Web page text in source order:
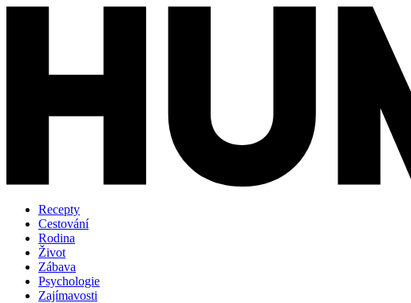
Recepty
Cestování
Rodina
Život
Zábava
Psychologie
Zajímavosti